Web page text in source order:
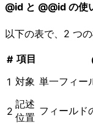
@id と @@id の使
以下の表で、2 つ
# 項目
1 対象 単一フィー
2
記述
位置
フィールド